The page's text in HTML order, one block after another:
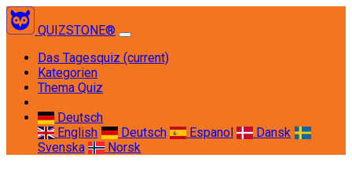
QUIZSTONE®
Das Tagesquiz (current)
Kategorien
Thema Quiz
Deutsch
English
Deutsch Espanol
Dansk
Svenska
Norsk